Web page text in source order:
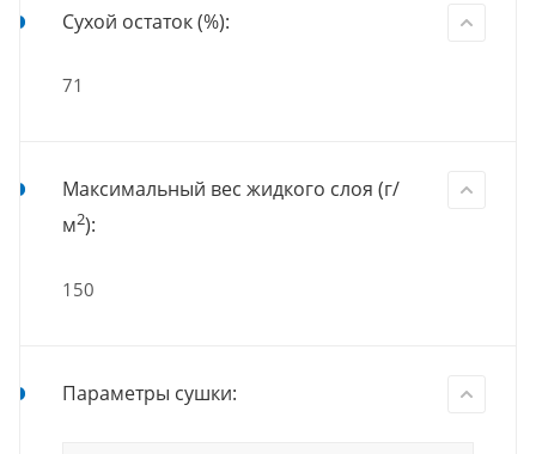
Сухой остаток (%):
71
Максимальный вес жидкого слоя (г/
м2):
150
Параметры сушки: